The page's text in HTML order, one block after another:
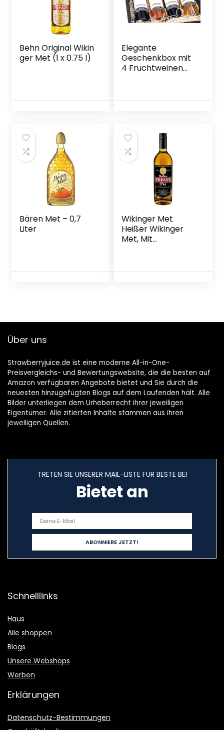
Behn Original Wikin
ger Met (1 x 0.75 l)
Elegante
Geschenkbox mit
4 Fruchtweinen
Bären Met – 0,7
Liter
Wikinger Met
Heißer Wikinger
Met, Mit
Über uns
Strawberryjuice.de ist eine moderne All-in-One-
Preisvergleichs- und Bewertungswebsite, die die besten auf
Amazon verfügbaren Angebote bietet und Sie durch die
neuesten hinzugefügten Blogs auf dem Laufenden hält. Alle
Bilder unterliegen dem Urheberrecht ihrer jeweiligen
Eigentümer. Alle zitierten Inhalte stammen aus ihren
jeweiligen Quellen.
TRETEN SIE UNSERER MAIL-LISTE FÜR BESTE BEI
Bietet an
Schnelllinks
Haus
Alle shoppen
Blogs
Unsere Webshops
Werben
Erklärungen
Datenschutz-Bestimmungen